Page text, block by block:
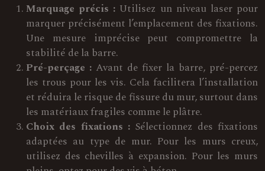
Marquage précis : Utilisez un niveau laser pour
marquer précisément l’emplacement des fixations.
Une mesure imprécise peut compromettre la
stabilité de la barre.
Pré-perçage : Avant de fixer la barre, pré-percez
les trous pour les vis. Cela facilitera l’installation
et réduira le risque de fissure du mur, surtout dans
les matériaux fragiles comme le plâtre.
Choix des fixations : Sélectionnez des fixations
adaptées au type de mur. Pour les murs creux,
utilisez des chevilles à expansion. Pour les murs